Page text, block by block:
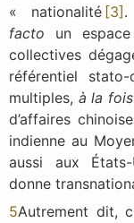
« nationalité [3] .
facto un
collectives
référentiel
multiples, à la
d’affaires
indienne au
aussi aux
donne
5Autrement dit,